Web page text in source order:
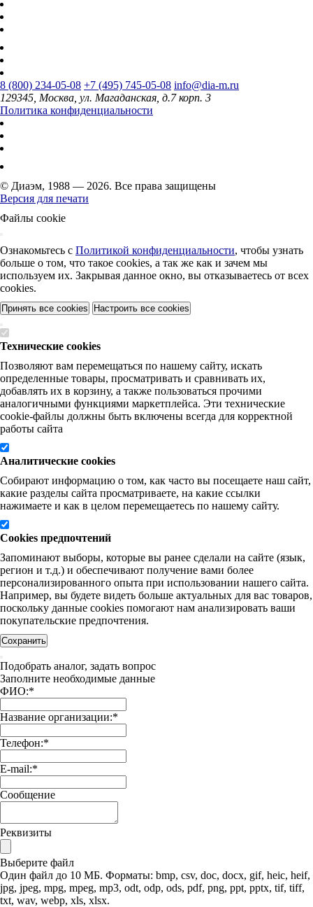
8 (800) 234-05-08 +7 (495) 745-05-08 info@dia-m.ru
129345, Москва, ул. Магаданская, д.7 корп. 3
Политика конфиденциальности
© Диаэм, 1988 — 2026. Все права защищены
Версия для печати
Файлы cookie
Ознакомьтесь с Политикой конфиденциальности, чтобы узнать
больше о том, что такое cookies, а так же как и зачем мы
используем их. Закрывая данное окно, вы отказываетесь от всех
cookies.
Принять все cookies Настроить все cookies
Технические cookies
Позволяют вам перемещаться по нашему сайту, искать
определенные товары, просматривать и сравнивать их,
добавлять их в корзину, а также пользоваться прочими
аналогичными функциями маркетплейса. Эти технические
cookie-файлы должны быть включены всегда для корректной
работы сайта
Аналитические cookies
Собирают информацию о том, как часто вы посещаете наш сайт,
какие разделы сайта просматриваете, на какие ссылки
нажимаете и как в целом перемещаетесь по нашему сайту.
Cookies предпочтений
Запоминают выборы, которые вы ранее сделали на сайте (язык,
регион и т.д.) и обеспечивают получение вами более
персонализированного опыта при использовании нашего сайта.
Например, вы будете видеть больше актуальных для вас товаров,
поскольку данные cookies помогают нам анализировать ваши
покупательские предпочтения.
Сохранить
Подобрать аналог, задать вопрос
Заполните необходимые данные
ФИО:*
Название организации:*
Телефон:*
E-mail:*
Сообщение
Реквизиты
Выберите файл
Один файл до 10 МБ. Форматы: bmp, csv, doc, docx, gif, heic, heif,
jpg, jpeg, mpg, mpeg, mp3, odt, odp, ods, pdf, png, ppt, pptx, tif, tiff,
txt, wav, webp, xls, xlsx.